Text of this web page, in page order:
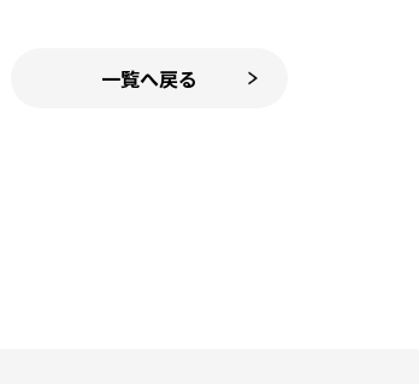
一覧へ戻る